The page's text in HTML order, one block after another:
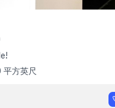
平方英尺